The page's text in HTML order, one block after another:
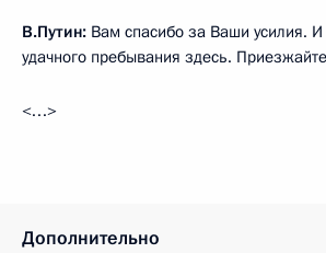
В.Путин: Вам спасибо за Ваши усилия. И
удачного пребывания здесь.
<…>
Дополнительно